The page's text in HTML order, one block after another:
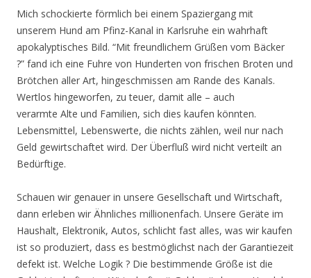
Mich schockierte förmlich bei einem Spaziergang mit
unserem Hund am Pfinz-Kanal in Karlsruhe ein wahrhaft
apokalyptisches Bild. “Mit freundlichem Grüßen vom Bäcker
?” fand ich eine Fuhre von Hunderten von frischen Broten und
Brötchen aller Art, hingeschmissen am Rande des Kanals.
Wertlos hingeworfen, zu teuer, damit alle – auch
verarmte Alte und Familien, sich dies kaufen könnten.
Lebensmittel, Lebenswerte, die nichts zählen, weil nur nach
Geld gewirtschaftet wird. Der Überfluß wird nicht verteilt an
Bedürftige.
Schauen wir genauer in unsere Gesellschaft und Wirtschaft,
dann erleben wir Ähnliches millionenfach. Unsere Geräte im
Haushalt, Elektronik, Autos, schlicht fast alles, was wir kaufen
ist so produziert, dass es bestmöglichst nach der Garantiezeit
defekt ist. Welche Logik ? Die bestimmende Größe ist die